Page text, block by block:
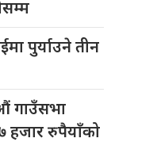
पुर्याउने तीन
गाउँसभा
हजार रुपैयाँको